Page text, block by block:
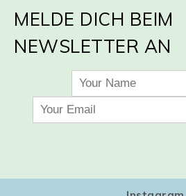
MELDE DICH BEIM
NEWSLETTER AN